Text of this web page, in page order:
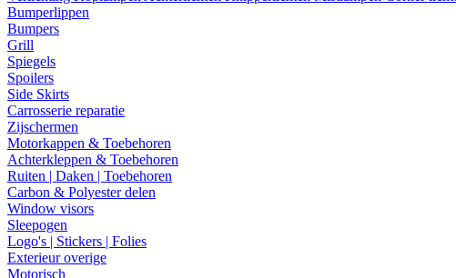
Bumperlippen
Bumpers
Grill
Spiegels
Spoilers
Side Skirts
Carrosserie reparatie
Zijschermen
Motorkappen & Toebehoren
Achterkleppen & Toebehoren
Ruiten | Daken | Toebehoren
Carbon & Polyester delen
Window visors
Sleepogen
Logo's | Stickers | Folies
Exterieur overige
Motorisch